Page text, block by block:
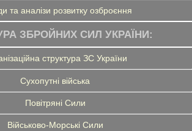
та аналізи розвитку озброєння
ЗБРОЙНИХ СИЛ УКРАЇНИ:
структура ЗС України
Сухопутні війська
Повітряні Сили
Військово-Морські Сили